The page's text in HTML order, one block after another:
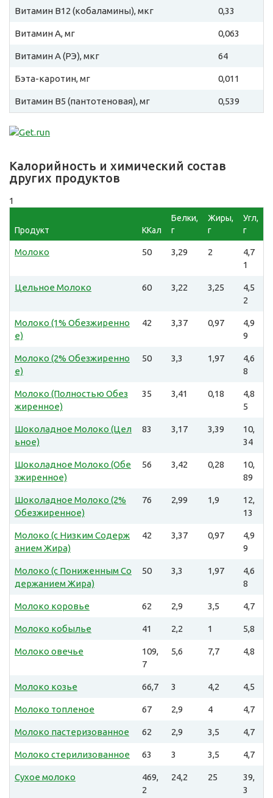
Витамин B12 (кобаламины), мкг 0,33
Витамин A, мг 0,063
Витамин A (РЭ), мкг 64
Бэта-каротин, мг 0,011
Витамин B5 (пантотеновая), мг 0,539
Калорийность и химический состав
других продуктов
1
Продукт ККал
Белки,
г
Жиры,
г
Угл,
г
Молоко 50 3,29 2
4,7
1
Цельное Молоко 60 3,22 3,25
4,5
2
Молоко (1% Обезжиренно
е)
42 3,37 0,97
4,9
9
Молоко (2% Обезжиренно
е)
50 3,3 1,97
4,6
8
Молоко (Полностью Обез
жиренное)
35 3,41 0,18
4,8
5
Шоколадное Молоко (Цел
ьное)
83 3,17 3,39
10,
34
Шоколадное Молоко (Обе
зжиренное)
56 3,42 0,28
10,
89
Шоколадное Молоко (2%
Обезжиренное)
76 2,99 1,9
12,
13
Молоко (с Низким Содерж
анием Жира)
42 3,37 0,97
4,9
9
Молоко (с Пониженным Со
держанием Жира)
50 3,3 1,97
4,6
8
Молоко коровье 62 2,9 3,5 4,7
Молоко кобылье 41 2,2 1 5,8
Молоко овечье
109,
7
5,6 7,7 4,8
Молоко козье 66,7 3 4,2 4,5
Молоко топленое 67 2,9 4 4,7
Молоко пастеризованное 62 2,9 3,5 4,7
Молоко стерилизованное 63 3 3,5 4,7
Сухое молоко
469,
2
24,2 25
39,
3